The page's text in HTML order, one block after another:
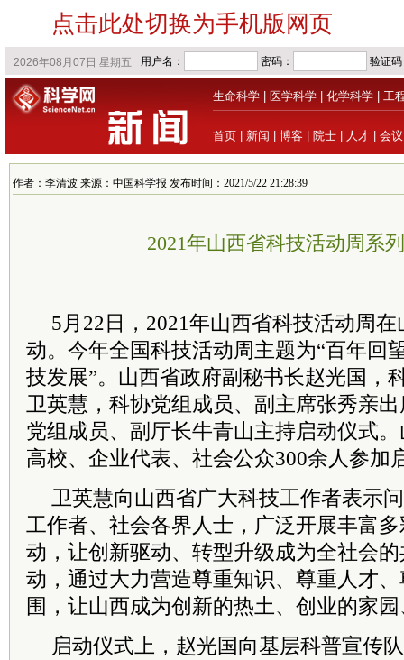
点击此处切换为手机版网页
生命科学 医学科学 化学科学 工
首页 新闻 博客 院士 人才 会议
作者：李清波 来源：中国科学报 发布时间：2021/5/22 21:28:39
2021年山西省科技活动周系
5月22日，2021年山西省科技活动周
动。今年全国科技活动周主题为“百年回
技发展”。山西省政府副秘书长赵光国，
卫英慧，科协党组成员、副主席张秀亲
党组成员、副厅长牛青山主持启动仪式
高校、企业代表、社会公众300余人参加
卫英慧向山西省广大科技工作者表示
工作者、社会各界人士，广泛开展丰富
动，让创新驱动、转型升级成为全社会
动，通过大力营造尊重知识、尊重人才
围，让山西成为创新的热土、创业的家
启动仪式上，赵光国向基层科普宣传